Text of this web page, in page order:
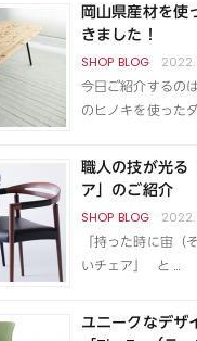
岡山県産材を使
きました！
今日ご紹介するの
のヒノキを使った
職人の技が光る
ア」のご紹介
「持った時に宙（
いチェア」 と …
ユニークなデザ